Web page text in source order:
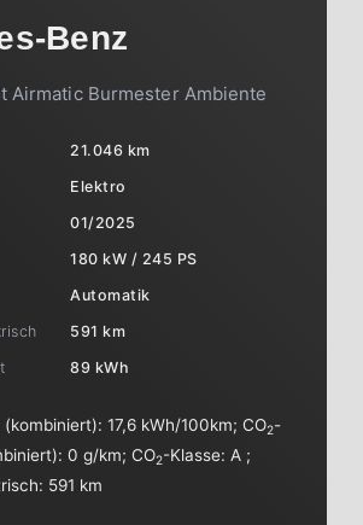
Benz
Airmatic Burmester Ambiente
21.046 km
Elektro
01/2025
180 kW / 245 PS
Automatik
591 km
89 kWh
(kombiniert):17,6 kWh/100km;CO2-
0 g/km;CO2-Klasse:A ;
591 km